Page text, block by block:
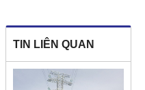
TIN LIÊN QUAN